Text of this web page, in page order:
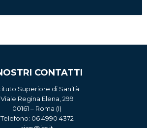
CONTATTI
Superiore di Sanità
Viale Regina Elena, 299
00161 – Roma (I)
Telefono: 06 4990 4372